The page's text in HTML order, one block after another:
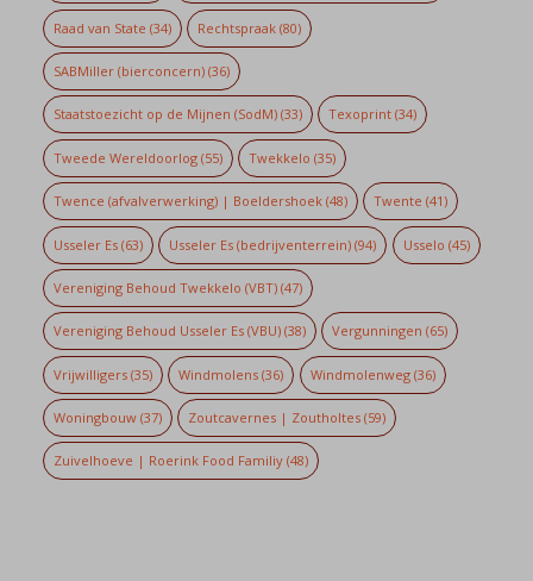
Raad van State (34) Rechtspraak (80)
SABMiller (bierconcern)(36)
Staatstoezicht op de Mijnen (SodM)(33) Texoprint (34)
Tweede Wereldoorlog(55) Twekkelo (35)
Twence (afvalverwerking) | Boeldershoek(48) Twente (41)
Usseler Es(63) Usseler Es (bedrijventerrein) (94) Usselo (45)
Vereniging Behoud Twekkelo (VBT)(47)
Vereniging Behoud Usseler Es (VBU)(38) Vergunningen (65)
Vrijwilligers(35) Windmolens (36) Windmolenweg(36)
Woningbouw(37) Zoutcavernes | Zoutholtes (59)
Zuivelhoeve | Roerink Food Familiy(48)